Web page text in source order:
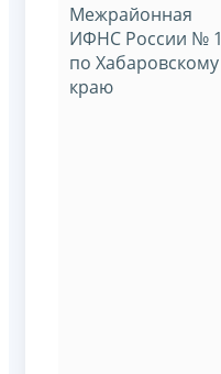
Межрайонная
ИФНС России № 1
по Хабаровскому
краю